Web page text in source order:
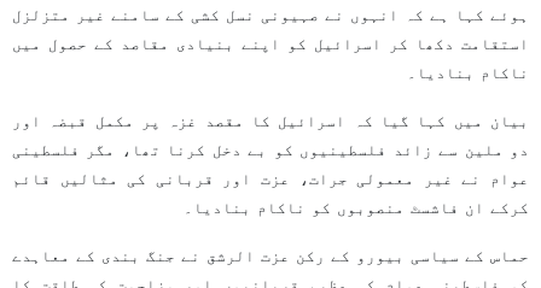
ہوئے کہا ہے کہ انہوں نے صہیونی نسل کشی کے سامنے غیر متزلزل
استقامت دکھا کر اسرائیل کو اپنے بنیادی مقاصد کے حصول میں
ناکام بنادیا۔
بیان میں کہا گیا کہ اسرائیل کا مقصد غزہ پر مکمل قبضہ اور
دو ملین سے زائد فلسطینیوں کو بے دخل کرنا تھا، مگر فلسطینی
عوام نے غیر معمولی جرات، عزت اور قربانی کی مثالیں قائم
کرکے ان فاشسٹ منصوبوں کو ناکام بنادیا۔
حماس کے سیاسی بیورو کے رکن عزت الرشق نے جنگ بندی کے معاہدے